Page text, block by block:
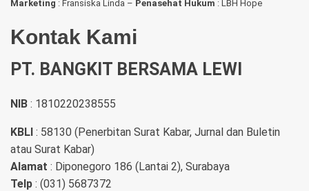
Marketing : Fransiska Linda – Penasehat Hukum : LBH Hope
Kontak Kami
PT. BANGKIT BERSAMA LEWI
NIB : 1810220238555
KBLI : 58130 (Penerbitan Surat Kabar, Jurnal dan Buletin
atau Surat Kabar)
Alamat : Diponegoro 186 (Lantai 2), Surabaya
Telp : (031) 5687372